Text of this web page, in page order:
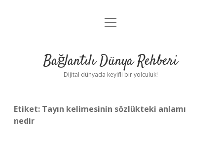
Anasayfa
Yasal Uyarı
menüyü
Bağlantılı Dünya Rehberi
Dijital dünyada keyifli bir yolculuk!
Etiket: Tayın kelimesinin sözlükteki anlamı
nedir